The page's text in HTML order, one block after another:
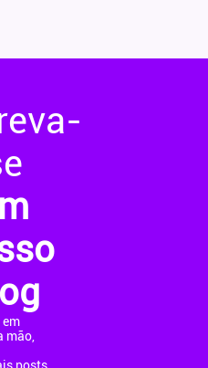
em
mão,
posts